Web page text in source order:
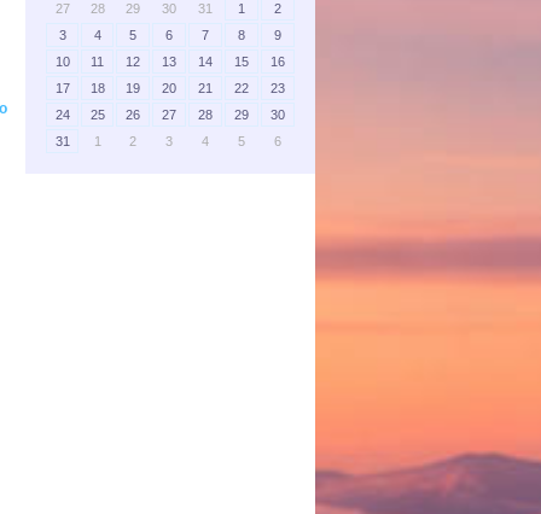
27 28 29 30 31 1
2
3
4 5 6 7 8
9
10
11 12 13 14 15
16
17
18 19 20 21 22
23
24
25 26 27 28 29
30
31
1 2 3 4 5 6